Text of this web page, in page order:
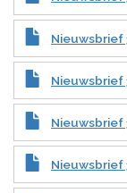
Nieuwsbrief
Nieuwsbrief
Nieuwsbrief
Nieuwsbrief